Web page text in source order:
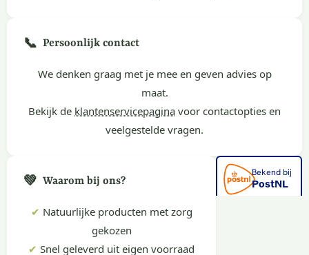
📞 Persoonlijk contact
We denken graag met je mee en geven advies op
maat.
Bekijk de klantenservicepagina voor contactopties en
veelgestelde vragen.
💚 Waarom bij ons?
✔ Natuurlijke producten met zorg
gekozen
✔ Snel geleverd uit eigen voorraad